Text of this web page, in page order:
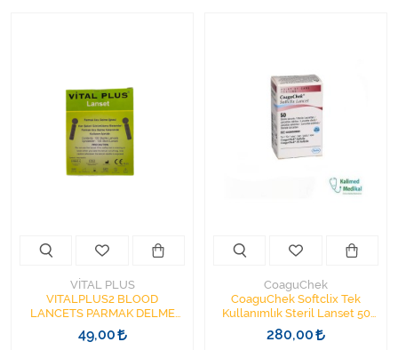
Sarf Malzemeleri
Tıbbi Tekstil Ürünleri
VİTAL PLUS
VITALPLUS2 BLOOD
LANCETS PARMAK DELME
İĞNESİ LANSET 30G 100'LÜ
YUVARLAK GİRİŞLİ
49,00
CoaguChek
CoaguChek Softclix Tek
Kullanımlık Steril Lanset 50
Adet
280,00